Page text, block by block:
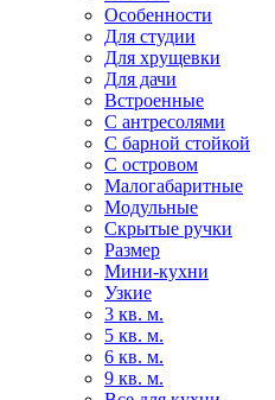
Особенности
Для студии
Для хрущевки
Для дачи
Встроенные
С антресолями
С барной стойкой
С островом
Малогабаритные
Модульные
Скрытые ручки
Размер
Мини-кухни
Узкие
3 кв. м.
5 кв. м.
6 кв. м.
9 кв. м.